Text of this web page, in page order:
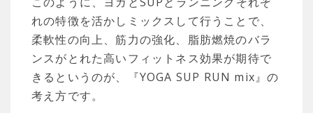
れの特徴を活かしミックスして行うことで、
柔軟性の向上、筋力の強化、脂肪燃焼のバラ
ンスがとれた高いフィットネス効果が期待で
きるというのが、『YOGA SUP RUN mix』の
考え方です。